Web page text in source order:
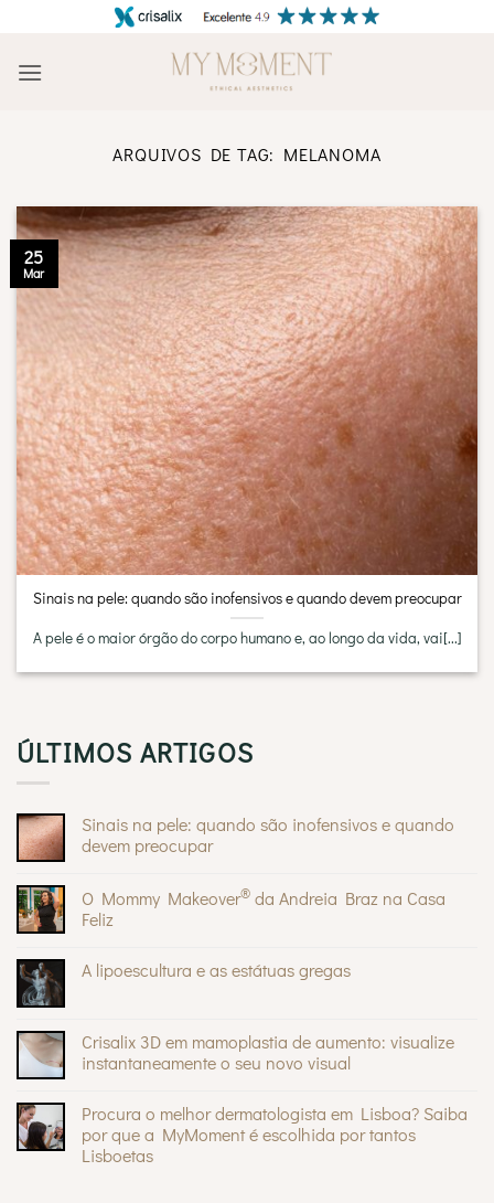
content
ARQUIVOS DE TAG: MELANOMA
Sinais na pele: quando são inofensivos e quando devem preocupar
A pele é o maior órgão do corpo humano e, ao longo da vida, vai[...]
25
Mar
ÚLTIMOS ARTIGOS
Sinais na pele: quando são inofensivos e quando
devem preocupar
em
Sinais
na
são
inofensivos
preocupar
O Mommy Makeover® da Andreia Braz na Casa
Feliz
em
Andreia
Braz
na
A lipoescultura e as estátuas gregas
A
lipoescultura
e
gregas
Crisalix 3D em mamoplastia de aumento: visualize
instantaneamente o seu novo visual
em
3D
em
Procura o melhor dermatologista em Lisboa? Saiba
por que a MyMoment é escolhida por tantos
Lisboetas